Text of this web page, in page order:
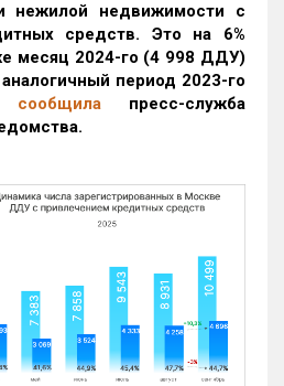
нежилой недвижимости с
средств. Это на 6%
месяц 2024-го (4 998 ДДУ)
период 2023-го
сообщила пресс-служба